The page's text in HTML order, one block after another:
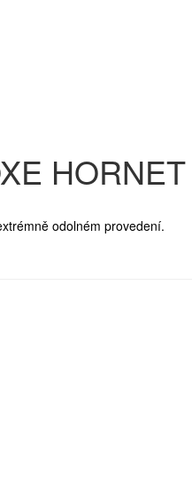
odolném provedení.